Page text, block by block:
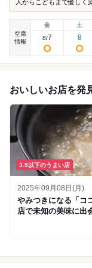
人からこどもまで優しく
空席
情報
金
8/7
土
8
おいしいお店を発
3.5以下のうまい店
2025年09月08日(月)
やみつきになる「コ
店で未知の美味に出